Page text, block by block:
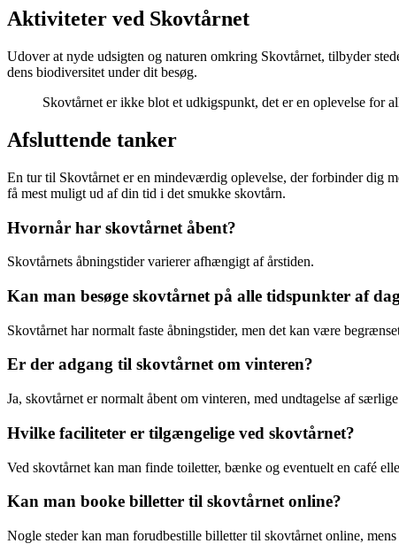
Aktiviteter ved Skovtårnet
Udover at nyde udsigten og naturen omkring Skovtårnet, tilbyder
dens biodiversitet under dit besøg.
Skovtårnet er ikke blot et udkigspunkt, det er en oplevelse for
Afsluttende tanker
En tur til Skovtårnet er en mindeværdig oplevelse, der forbinder dig
få mest muligt ud af din tid i det smukke skovtårn.
Hvornår har skovtårnet åbent?
Skovtårnets åbningstider varierer afhængigt af årstiden.
Kan man besøge skovtårnet på alle tidspunkter af
Skovtårnet har normalt faste åbningstider, men det kan være
Er der adgang til skovtårnet om vinteren?
Ja, skovtårnet er normalt åbent om vinteren, med undtagelse af
Hvilke faciliteter er tilgængelige ved skovtårnet?
Ved skovtårnet kan man finde toiletter, bænke og eventuelt en café
Kan man booke billetter til skovtårnet online?
Nogle steder kan man forudbestille billetter til skovtårnet online,